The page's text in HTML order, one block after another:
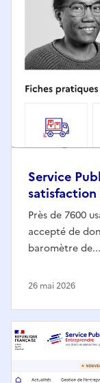
Service
satisfaction
Près de 7600
accepté de
baromètre de...
26 mai 2026